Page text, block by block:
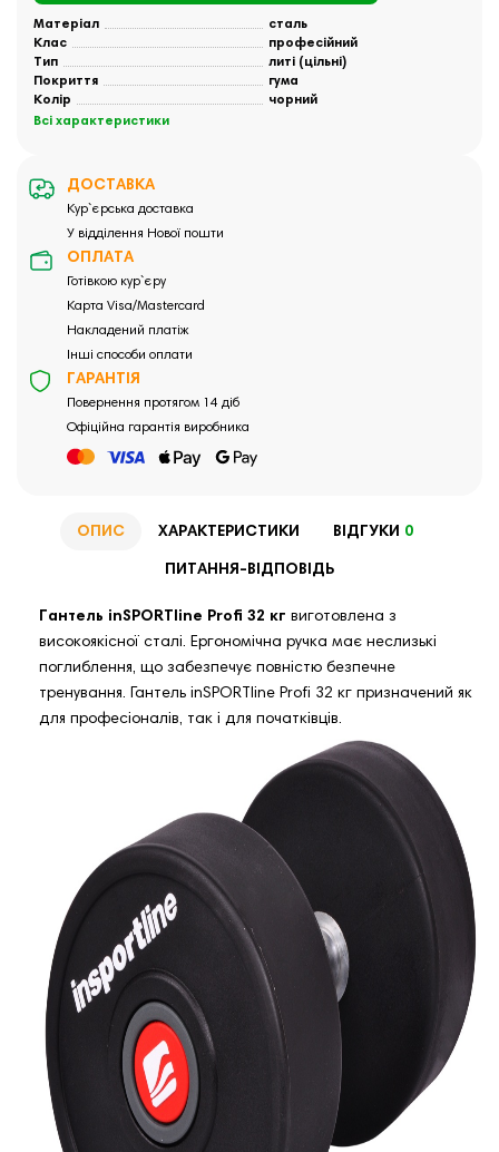
Матеріал
сталь
Клас
професійний
Тип
литі (цільні)
Покриття
гума
Колір
чорний
Всі характеристики
ДОСТАВКА
Кур`єрська доставка
У відділення Нової пошти
ОПЛАТА
Готівкою кур`єру
Карта Visa/Mastercard
Накладений платіж
Інші способи оплати
ГАРАНТІЯ
Повернення протягом 14 діб
Офіційна гарантія виробника
ОПИС ХАРАКТЕРИСТИКИ ВІДГУКИ 0
ПИТАННЯ-ВІДПОВІДЬ
Гантель inSPORTline Profi 32 кг виготовлена ​​з
високоякісної сталі. Ергономічна ручка має неслизькі
поглиблення, що забезпечує повністю безпечне
тренування. Гантель inSPORTline Profi 32 кг призначений як
для професіоналів, так і для початківців.